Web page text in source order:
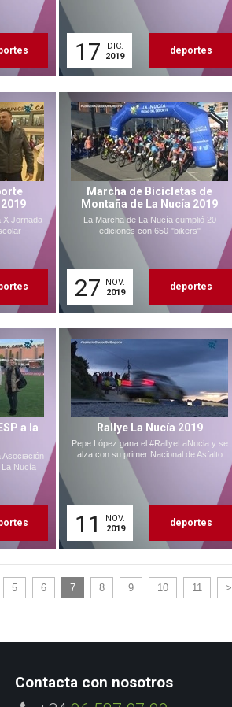
17
DIC.
2019
deportes
X Jornada
Marcha de Bicicletas de
Montaña de La Nucía 2019
La Marcha de La Nucía cumplió 20
ediciones con 650 "bikers"
27
NOV.
2019
deportes
a la
Asociación
Nucía
Rallye La Nucía 2019
Pepe López gana el #RallyeLaNucia y se
alza con su primer Nacional de Asfalto
11
NOV.
2019
deportes
5 6 7 8 9 10 11 >
Contacta con nosotros